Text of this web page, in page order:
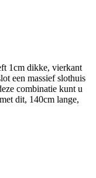
1cm dikke, vierkant
een massief slothuis
combinatie kunt u
dit, 140cm lange,